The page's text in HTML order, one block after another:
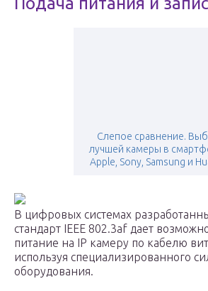
Слепое сравнение.
лучшей камеры в
Apple, Sony, Samsung и
В цифровых системах
стандарт IEEE 802.3af дает
питание на IP камеру по кабелю
используя специализированного
оборудования.